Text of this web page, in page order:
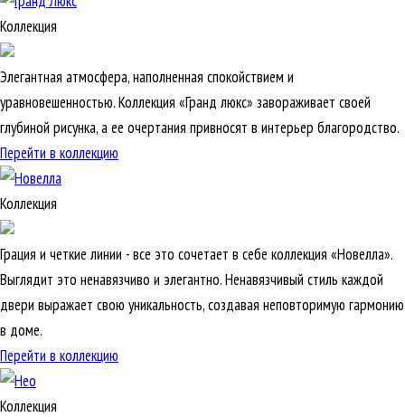
Коллекция
Элегантная атмосфера, наполненная спокойствием и
уравновешенностью. Коллекция «Гранд люкс» завораживает своей
глубиной рисунка, а ее очертания привносят в интерьер благородство.
Перейти в коллекцию
Коллекция
Грация и четкие линии - все это сочетает в себе коллекция «Новелла».
Выглядит это ненавязчиво и элегантно. Ненавязчивый стиль каждой
двери выражает свою уникальность, создавая неповторимую гармонию
в доме.
Перейти в коллекцию
Коллекция